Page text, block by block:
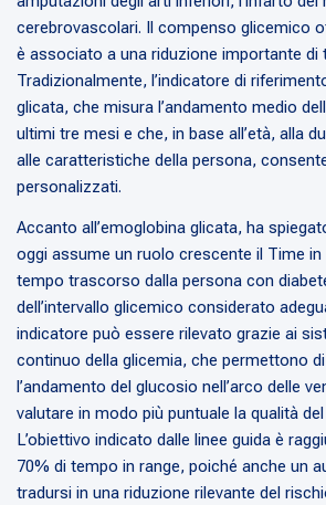
cerebrovascolari. Il compenso glicemico
è associato a una riduzione importante di
Tradizionalmente, l’indicatore di
glicata, che misura l’andamento medio
ultimi tre mesi e che, in base all’età, alla
alle caratteristiche della persona,
personalizzati.
Accanto all’emoglobina glicata, ha
oggi assume un ruolo crescente il Time in
tempo trascorso dalla persona con
dell’intervallo glicemico considerato
indicatore può essere rilevato grazie ai
continuo della glicemia, che permettono
l’andamento del glucosio nell’arco delle
valutare in modo più puntuale la qualità
L’obiettivo indicato dalle linee guida è
70% di tempo in range, poiché anche un
tradursi in una riduzione rilevante del